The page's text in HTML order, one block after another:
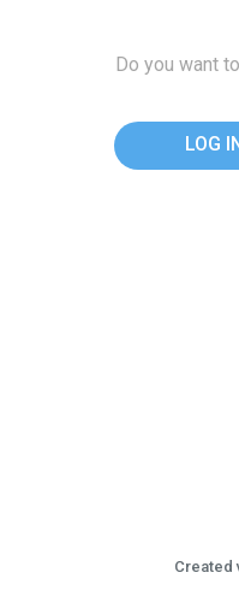
Do you want
LOG
Created